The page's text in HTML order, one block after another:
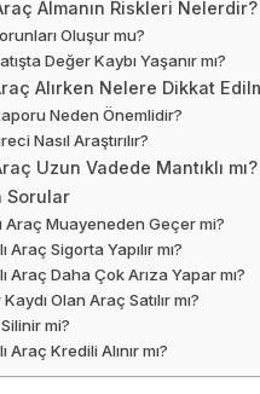
Almanın Riskleri Nelerdir?
Oluşur mu?
Değer Kaybı Yaşanır mı?
Alırken Nelere Dikkat
Neden Önemlidir?
Nasıl Araştırılır?
Uzun Vadede Mantıklı mı?
Sorular
Araç Muayeneden Geçer mi?
Araç Sigorta Yapılır mı?
Araç Daha Çok Arıza Yapar mı?
Olan Araç Satılır mı?
mi?
Araç Kredili Alınır mı?